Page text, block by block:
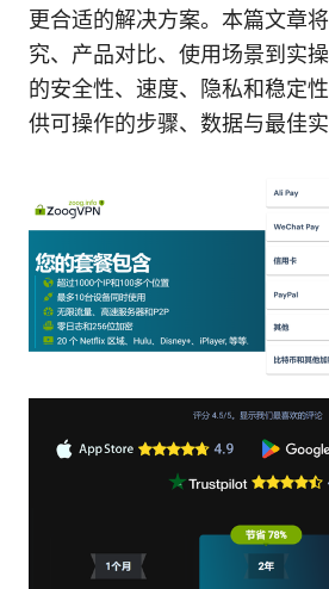
更合适的解决方案。本篇文章
究、产品对比、使用场景到实
的安全性、速度、隐私和稳定
供可操作的步骤、数据与最佳实